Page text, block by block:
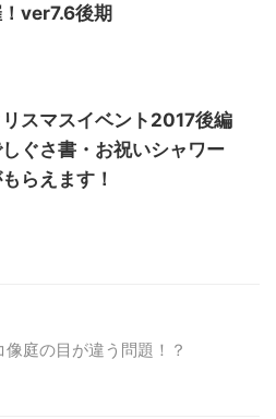
ver7.6後期
スマスイベント2017後編
ぐさ書・お祝いシャワー
らえます！
像庭の目が違う問題！？